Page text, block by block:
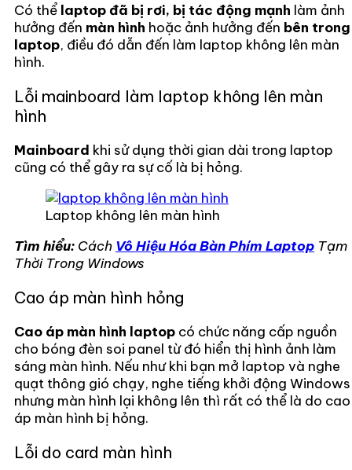
Có thể laptop đã bị rơi, bị tác động mạnh làm ảnh
hưởng đến màn hình hoặc ảnh hưởng đến bên trong
laptop, điều đó dẫn đến làm laptop không lên màn
hình.
Lỗi mainboard làm laptop không lên màn
hình
Mainboard khi sử dụng thời gian dài trong laptop
cũng có thể gây ra sự cố là bị hỏng.
Laptop không lên màn hình
Tìm hiểu: Cách Vô Hiệu Hóa Bàn Phím Laptop Tạm
Thời Trong Windows
Cao áp màn hình hỏng
Cao áp màn hình laptop có chức năng cấp nguồn
cho bóng đèn soi panel từ đó hiển thị hình ảnh làm
sáng màn hình. Nếu như khi bạn mở laptop và nghe
quạt thông gió chạy, nghe tiếng khởi động Windows
nhưng màn hình lại không lên thì rất có thể là do cao
áp màn hình bị hỏng.
Lỗi do card màn hình